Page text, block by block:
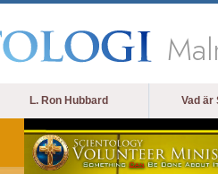
L. Ron Hubbard Vad är